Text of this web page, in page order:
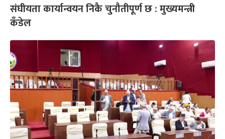
संघीयता कार्यान्वयन निकै चुनौतीपूर्ण छ : मुख्यमन्त्री
कँडेल